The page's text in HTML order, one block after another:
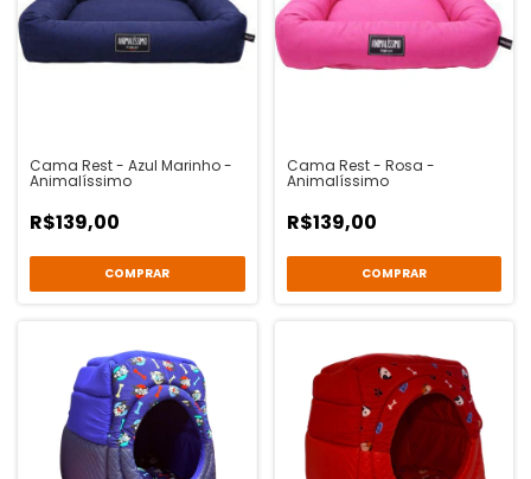
Cama Rest - Azul Marinho -
Animalíssimo
R$139,00
COMPRAR
Cama Rest - Rosa -
Animalíssimo
R$139,00
COMPRAR